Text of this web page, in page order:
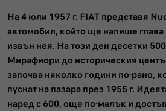
На 4 юли 1957 г. FIAT представя
автомобил, който ще напише глава
извън нея. На този ден десетки
Мирафиори до историческия
започва няколко години по-рано,
пуснат на пазара през 1955 г.
наред с 600, още по-малък и